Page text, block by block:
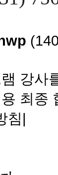
강사
최종
침|